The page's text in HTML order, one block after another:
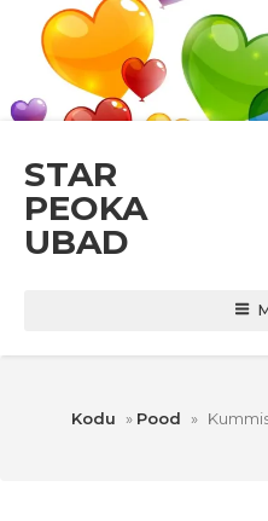
STAR
PEOKA
UBAD
Kodu » Pood »